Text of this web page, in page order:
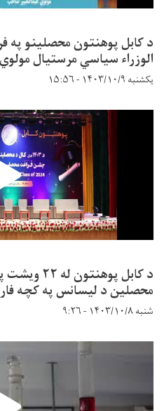
د کابل پوهنتون محصلینو په
الوزراء سیاسي مرستیال
یکشنبه ۱۴۰۳/۱۰/۹ - ۱۵:۵۶
محصلین د لیسانس په کچه
شنبه ۱۴۰۳/۱۰/۸ - ۹:۲۶